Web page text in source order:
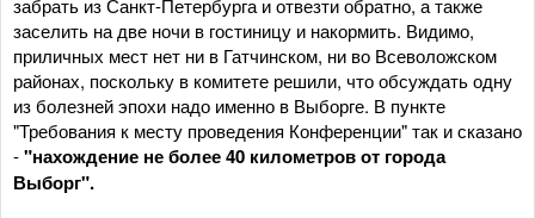
забрать из Санкт-Петербурга и отвезти обратно, а также
заселить на две ночи в гостиницу и накормить. Видимо,
приличных мест нет ни в Гатчинском, ни во Всеволожском
районах, поскольку в комитете решили, что обсуждать одну
из болезней эпохи надо именно в Выборге. В пункте
"Требования к месту проведения Конференции" так и сказано
-"нахождение не более 40 километров от города
Выборг".